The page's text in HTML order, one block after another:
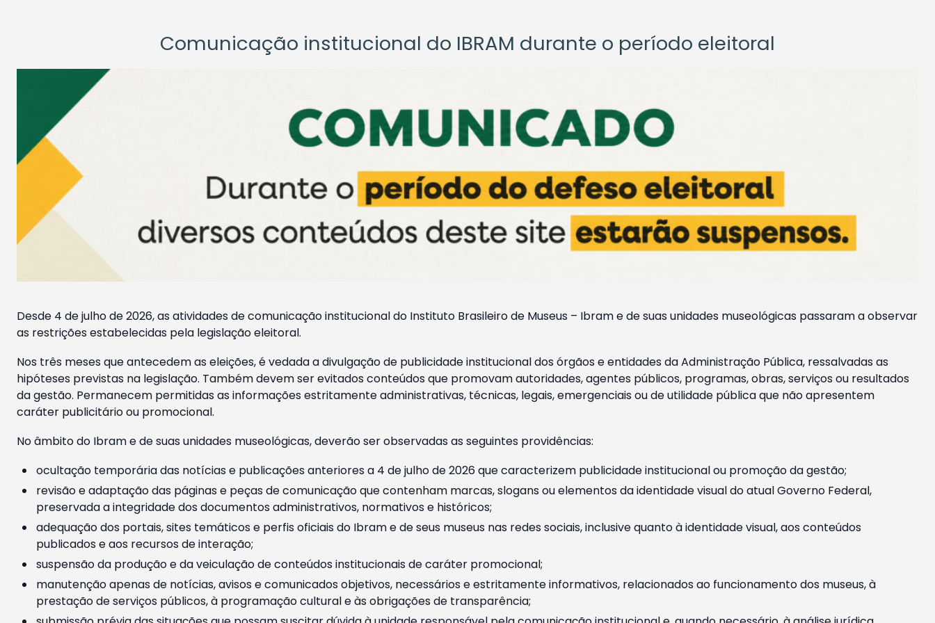
Comunicação institucional do IBRAM durante o período eleitoral
Desde 4 de julho de 2026, as atividades de comunicação institucional do Instituto Brasileiro de Museus – Ibram e de suas unidades museológicas passaram a observar
as restrições estabelecidas pela legislação eleitoral.
Nos três meses que antecedem as eleições, é vedada a divulgação de publicidade institucional dos órgãos e entidades da Administração Pública, ressalvadas as
hipóteses previstas na legislação. Também devem ser evitados conteúdos que promovam autoridades, agentes públicos, programas, obras, serviços ou resultados
da gestão. Permanecem permitidas as informações estritamente administrativas, técnicas, legais, emergenciais ou de utilidade pública que não apresentem
caráter publicitário ou promocional.
No âmbito do Ibram e de suas unidades museológicas, deverão ser observadas as seguintes providências:
ocultação temporária das notícias e publicações anteriores a 4 de julho de 2026 que caracterizem publicidade institucional ou promoção da gestão;
revisão e adaptação das páginas e peças de comunicação que contenham marcas, slogans ou elementos da identidade visual do atual Governo Federal,
preservada a integridade dos documentos administrativos, normativos e históricos;
adequação dos portais, sites temáticos e perfis oficiais do Ibram e de seus museus nas redes sociais, inclusive quanto à identidade visual, aos conteúdos
publicados e aos recursos de interação;
suspensão da produção e da veiculação de conteúdos institucionais de caráter promocional;
manutenção apenas de notícias, avisos e comunicados objetivos, necessários e estritamente informativos, relacionados ao funcionamento dos museus, à
prestação de serviços públicos, à programação cultural e às obrigações de transparência;